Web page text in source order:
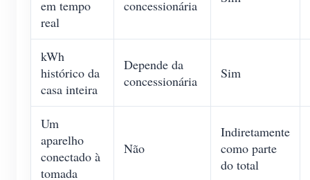
em tempo
real
concessionária
kWh
histórico da
casa inteira
Depende da
concessionária
Sim
Um
aparelho
conectado à
tomada
Não
Indiretamente
como parte
do total